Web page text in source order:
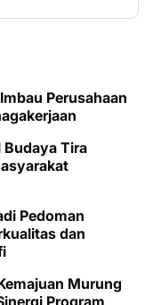
Perusahaan
Budaya Tira
Pedoman
dan
Murung
Program